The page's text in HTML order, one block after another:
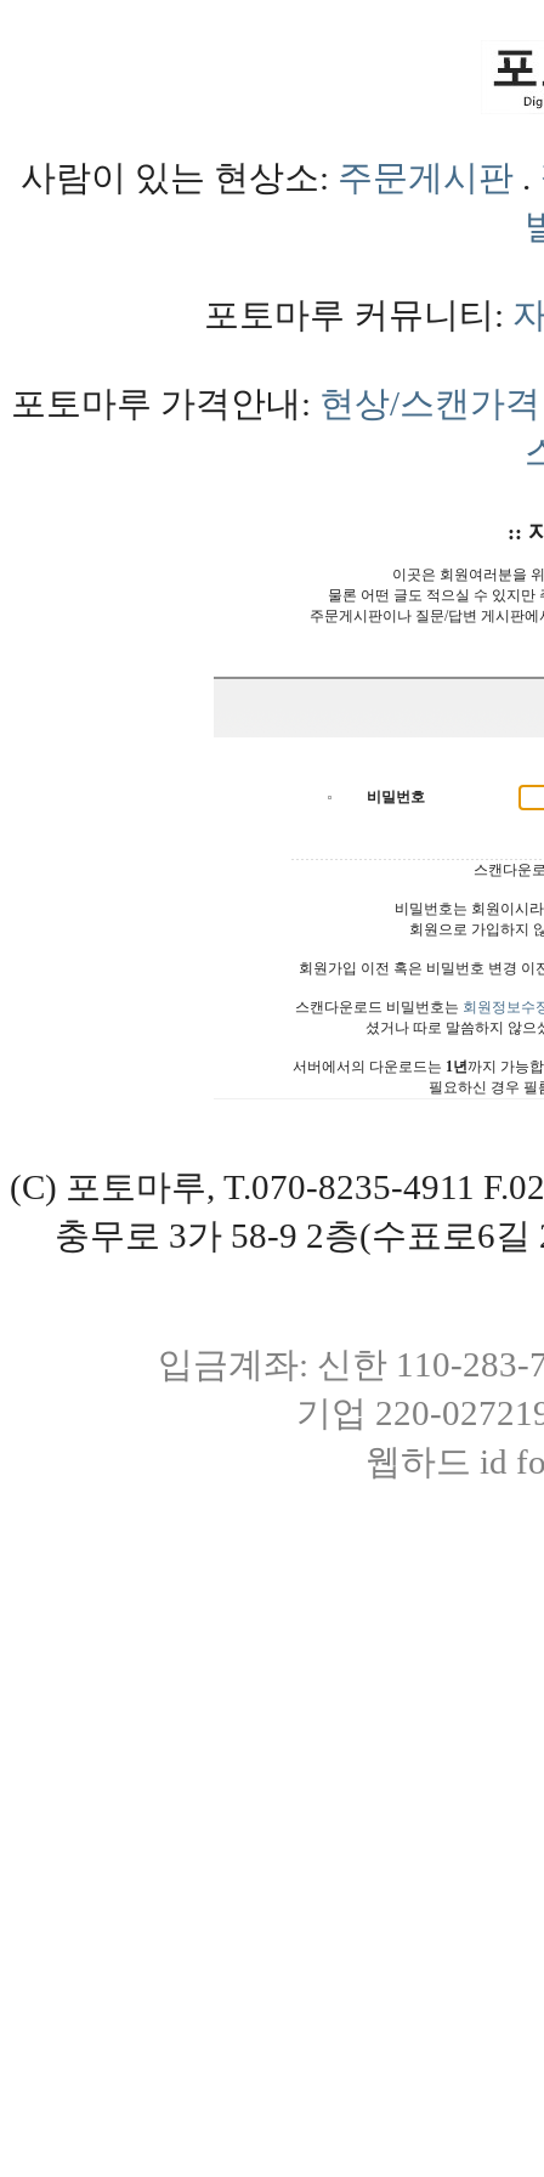
사람이 있는 현상소: 주문게시판 .
포토마루 커뮤니티:
포토마루 가격안내: 현상/스캔가격
::
이곳은 회원여러분을
물론 어떤 글도 적으실 수 있지만
주문게시판이나 질문/답변 게시판
비밀번호
스캔다운
비밀번호는 회원이시
회원으로 가입하지
회원가입 이전 혹은 비밀번호 변경
스캔다운로드 비밀번호는 회원정보수
셨거나 따로 말씀하지 않으
서버에서의 다운로드는 1년까지 가능
필요하신 경우 필
(C) 포토마루, T.070-8235-4911
충무로 3가 58-9 2층(수표로6
입금계좌: 신한 110-
기업 220-
웹하드 id